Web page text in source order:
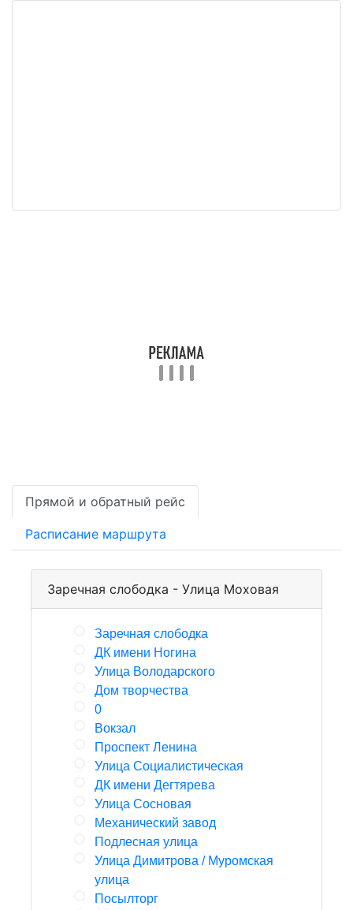
Прямой и обратный рейс
Расписание маршрута
Заречная слободка - Улица Моховая
Заречная слободка
ДК имени Ногина
Улица Володарского
Дом творчества
0
Вокзал
Проспект Ленина
Улица Социалистическая
ДК имени Дегтярева
Улица Сосновая
Механический завод
Подлесная улица
Улица Димитрова / Муромская
улица
Посылторг